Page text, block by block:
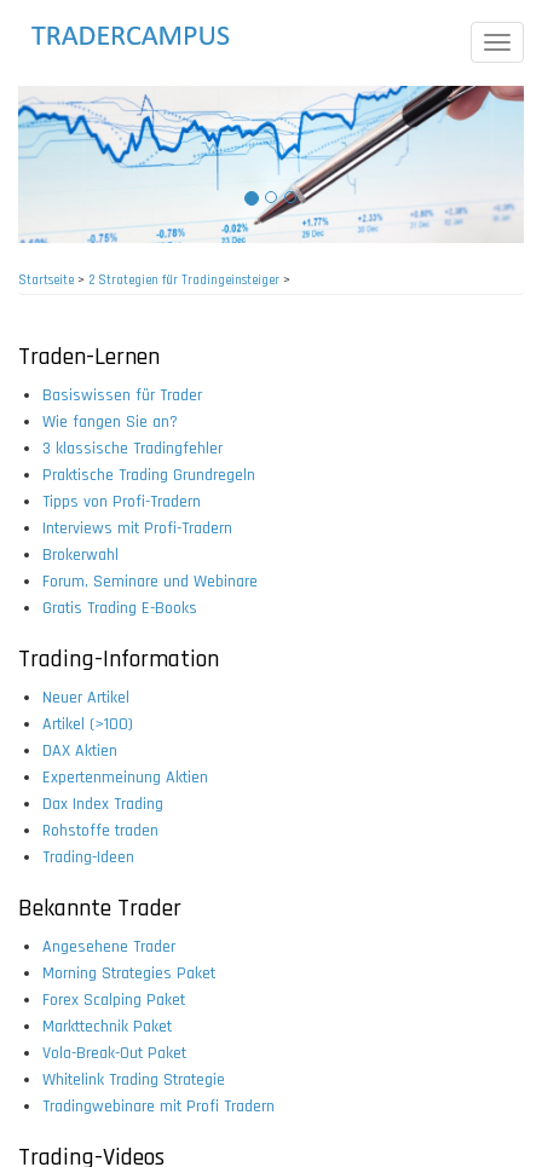
Toggle
Startseite> 2 Strategien für Tradingeinsteiger >
Traden-Lernen
Basiswissen für Trader
Wie fangen Sie an?
3 klassische Tradingfehler
Praktische Trading Grundregeln
Tipps von Profi-Tradern
Interviews mit Profi-Tradern
Brokerwahl
Forum, Seminare und Webinare
Gratis Trading E-Books
Trading-Information
Neuer Artikel
Artikel (>100)
DAX Aktien
Expertenmeinung Aktien
Dax Index Trading
Rohstoffe traden
Trading-Ideen
Bekannte Trader
Angesehene Trader
Morning Strategies Paket
Forex Scalping Paket
Markttechnik Paket
Vola-Break-Out Paket
Whitelink Trading Strategie
Tradingwebinare mit Profi Tradern
Trading-Videos